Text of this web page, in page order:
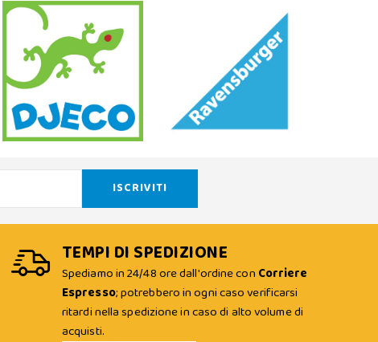
TEMPI DI SPEDIZIONE
Spediamo in 24/48 ore dall'ordine con Corriere
Espresso; potrebbero in ogni caso verificarsi
ritardi nella spedizione in caso di alto volume di
acquisti.